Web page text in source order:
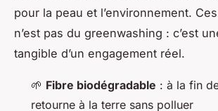
pour la peau et l’environnement.
n’est pas du greenwashing : c’est
tangible d’un engagement réel.
🌱 Fibre biodégradable : à la fin
retourne à la terre sans polluer